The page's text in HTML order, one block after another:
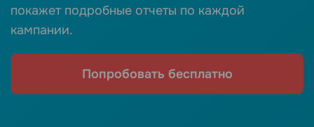
покажет подробные отчеты по каждой
кампании.
Попробовать бесплатно